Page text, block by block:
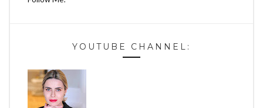
YOUTUBE CHANNEL: